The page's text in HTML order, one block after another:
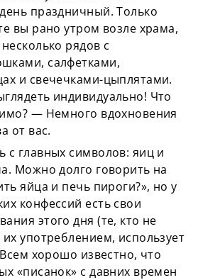
праздничный. Только
вы рано утром возле храма,
рядов с
салфетками,
и свечечками-цыплятами.
индивидуально! Что
— Немного вдохновения
от вас.
с главных символов: яиц и
Можно долго говорить на
яйца и печь пироги?», но у
конфессий есть свои
этого дня (те, кто не
употреблением, использует
хорошо известно, что
«писанок» с давних времен